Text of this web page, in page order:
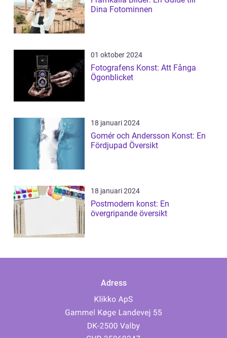
Dina Fotominnen
01 oktober 2024
Fotografens Konst: Att Fånga
Ögonblicket
18 januari 2024
Gomér och Andersson Konst: En
Fördjupad Översikt
18 januari 2024
Postmodern konst: En
övergripande översikt
Adress